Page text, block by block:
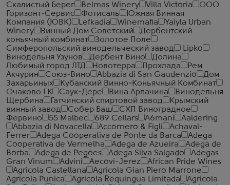
Скалистый Берег
Belmas Winery Villa Victoria
ООО
Горизонт-Сервис
Фотисаль
Южная Винная
Компания (ЮВК)
Lefkadia Winemafia
Yaiyla​ Urban
Winery
Винный Дом Советский
Дербентский
коньячный комбинат
Золотое Поле
Симферопольский винодельческий завод
Lipko
Винодельня Узунов
Дербент Вино
Долина
Любимый город ЛТД
Новотерра Прохлада
Рем
Акчурин
Союз-Вино Abbazia di San Gaudenzio
Дом
Захарьиных
Кубанский Винно-Коньячный Комбинат
Очаково ГК
Саук-Дере Вина Арпачина
Винодельня
Щербина
Гатчинский спиртовой завод
Крымский
винный завод
Собер Баш
СХП Виноградное
Фервино
55 Malbec 689 Cellars A6mani
Aaldering
Abbazia di Novacella
Accornero & Figli
Achaval-
Ferrer
Adega Cooperativa de Ponte da Barca
Adega
Cooperativa de Vermelha
Adega de Azueira
Adega de
Borba
Adega de Pegoes Adega Silva Salgado
Adegas
Gran Vinum
Advini Aecovi-Jerez
African Pride Wines
Agricola Castellana
Agricola Gian Piero Marrone
Agricola Punica
Agricola Requingua Limitada
Agricola